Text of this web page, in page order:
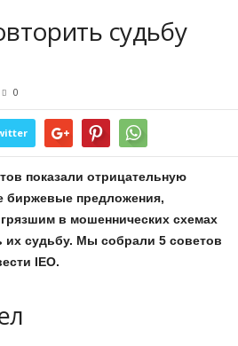
судьбу
0
показали отрицательную
биржевые предложения,
в мошеннических схемах
их судьбу. Мы собрали 5 советов
IEO.